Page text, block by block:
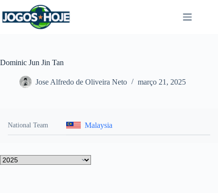
para
o
Dominic Jun Jin Tan
Jose Alfredo de Oliveira Neto março 21, 2025
National Team Malaysia